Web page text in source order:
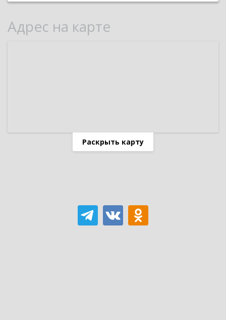
Адрес на карте
Раскрыть карту